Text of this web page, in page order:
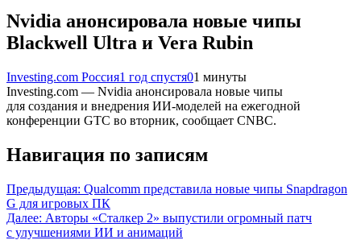
Nvidia анонсировала новые чипы
Blackwell Ultra и Vera Rubin
Investing.com Россия1 год спустя01 минуты
Investing.com — Nvidia анонсировала новые чипы
для создания и внедрения ИИ-моделей на ежегодной
конференции GTC во вторник, сообщает CNBC.
Навигация по записям
Предыдущая: Qualcomm представила новые чипы Snapdragon
G для игровых ПК
Далее: Авторы «Сталкер 2» выпустили огромный патч
с улучшениями ИИ и анимаций